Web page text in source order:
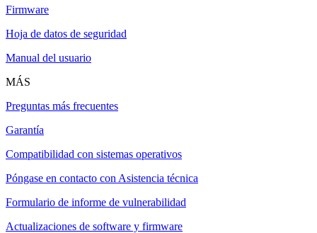
Firmware
Hoja de datos de seguridad
Manual del usuario
MÁS
Preguntas más frecuentes
Garantía
Compatibilidad con sistemas operativos
Póngase en contacto con Asistencia técnica
Formulario de informe de vulnerabilidad
Actualizaciones de software y firmware